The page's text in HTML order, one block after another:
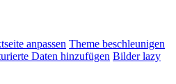
anpassen Theme beschleunigen
Daten hinzufügen Bilder lazy